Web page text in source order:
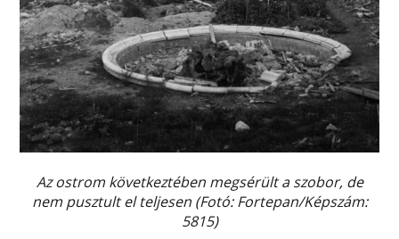
Az ostrom következtében megsérült a szobor, de
nem pusztult el teljesen (Fotó: Fortepan/Képszám:
5815)